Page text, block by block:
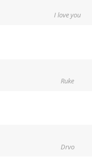
I love you
Ruke
Drvo